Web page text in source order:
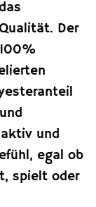
Der
und
egal ob
spielt oder